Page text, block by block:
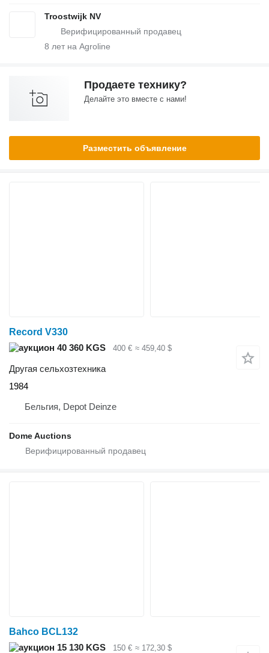
Troostwijk NV
8 лет на Agroline
Продаете технику?
Делайте это вместе с нами!
Разместить объявление
Record V330
40 360 KGS
400 € ≈ 459,40 $
Другая сельхозтехника
1984
Бельгия, Depot Deinze
Dome Auctions
Bahco BCL132
15 130 KGS
150 € ≈ 172,30 $